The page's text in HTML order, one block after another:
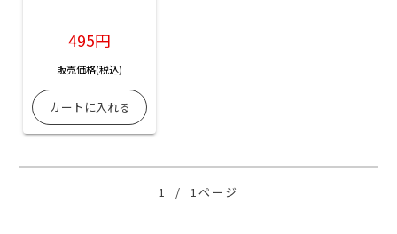
495円
販売価格(税込)
1 / 1ページ